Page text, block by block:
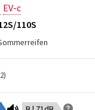
EV-c
110S